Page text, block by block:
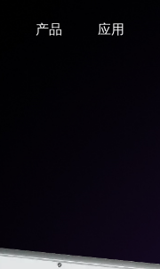
产品 应用